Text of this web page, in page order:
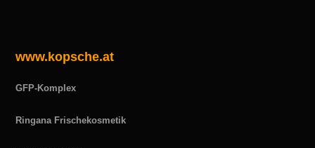
www.kopsche.at
GFP-Komplex
Ringana Frischekosmetik